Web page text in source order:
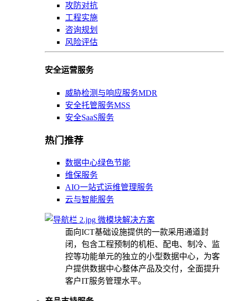
攻防对抗
工程实施
咨询规划
风险评估
安全运营服务
威胁检测与响应服务MDR
安全托管服务MSS
安全SaaS服务
热门推荐
数据中心绿色节能
维保服务
AIO一站式运维管理服务
云与智能服务
微模块解决方案
面向ICT基础设施提供的一款采用通道封
闭，包含工程预制的机柜、配电、制冷、监
控等功能单元的独立的小型数据中心，为客
户提供数据中心整体产品及交付，全面提升
客户IT服务管理水平。